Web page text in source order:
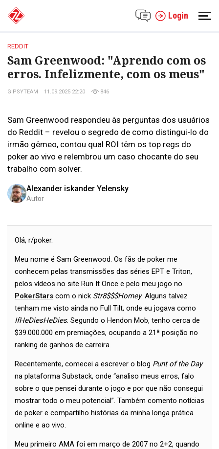
Login
REDDIT
Sam Greenwood: "Aprendo com os
erros. Infelizmente, com os meus"
GIPSYTEAM 11.09.2025 22:20 846
Sam Greenwood respondeu às perguntas dos usuários
do Reddit – revelou o segredo de como distingui-lo do
irmão gêmeo, contou qual ROI têm os top regs do
poker ao vivo e relembrou um caso chocante do seu
trabalho com solver.
Alexander iskander Yelensky
Autor
Olá, r/poker.
Meu nome é Sam Greenwood. Os fãs de poker me
conhecem pelas transmissões das séries EPT e Triton,
pelos vídeos no site Run It Once e pelo meu jogo no
PokerStars com o nick Str8$$$Homey. Alguns talvez
tenham me visto ainda no Full Tilt, onde eu jogava como
IfHeDiesHeDies. Segundo o Hendon Mob, tenho cerca de
$39.000.000 em premiações, ocupando a 21ª posição no
ranking de ganhos de carreira.
Recentemente, comecei a escrever o blog Punt of the Day
na plataforma Substack, onde “analiso meus erros, falo
sobre o que pensei durante o jogo e por que não consegui
mostrar todo o meu potencial”. Também comento notícias
de poker e compartilho histórias da minha longa prática
online e ao vivo.
Meu primeiro AMA foi em março de 2007 no 2+2, quando